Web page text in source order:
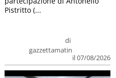
di
gazzettamatin
il 07/08/2026
Pistritto (...